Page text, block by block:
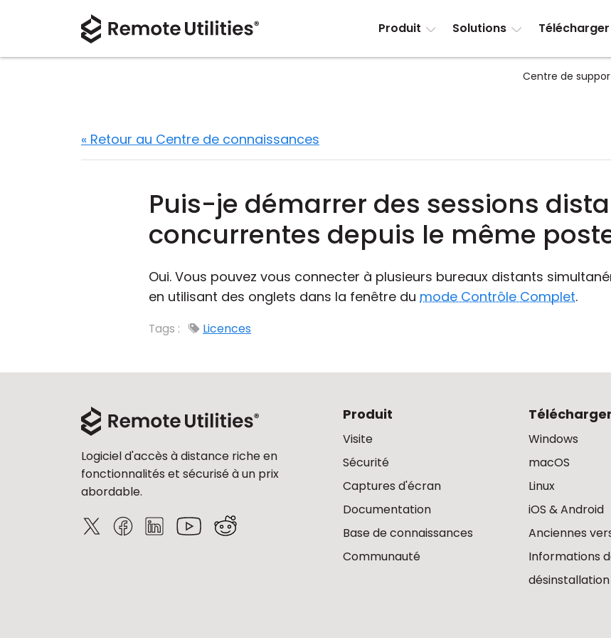
Produit Solutions Télécharger
Centre de
« Retour au Centre de connaissances
Puis-je démarrer des sessions
concurrentes depuis le même
Oui. Vous pouvez vous connecter à plusieurs bureaux distants
en utilisant des onglets dans la fenêtre du mode Contrôle Complet.
Tags : Licences
Logiciel d'accès à distance riche en
fonctionnalités et sécurisé à un prix
abordable.
Produit
Visite
Sécurité
Captures d'écran
Documentation
Base de connaissances
Communauté
Windows
macOS
Linux
iOS & Android
Anciennes
Informations
désinstallation